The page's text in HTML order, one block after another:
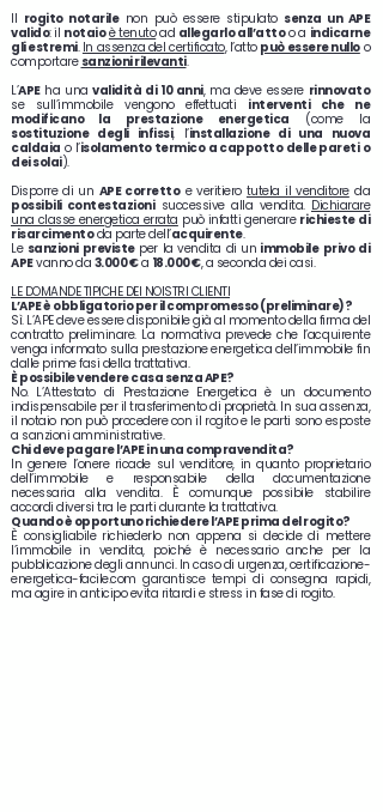
Il rogito notarilenon può essere stipulato senza un APE
valido: il notaioè tenutoad allegarlo all’attoo a indicarne
gli estremi. In assenza del certificato, l’atto può essere nulloo
comportare sanzioni rilevanti.
L’APEha unavalidità di 10 anni, ma deve essere rinnovato
se sull’immobile vengono effettuati interventi che ne
modificano la prestazione energetica (come la
sostituzione degli infissi, l’installazione di una nuova
caldaia o l’isolamento termico a cappotto delle pareti o
dei solai).
Disporre di un APE correttoe veritiero tutela il venditoreda
possibili contestazionisuccessive alla vendita. Dichiarare
una classe energetica errata può infatti generare richieste di
risarcimentoda parte dell’acquirente.
Le sanzioni previsteper la vendita di un immobile privo di
APEvanno da 3.000 €a 18.000 €, a seconda dei casi.
LE DOMANDE TIPICHE DEI NOISTRI CLIENTI
L’APE è obbligatorio per il compromesso (preliminare)?
Sì. L’APE deve essere disponibile già al momento della firma del
contratto preliminare. La normativa prevede che l’acquirente
venga informato sulla prestazione energetica dell’immobile fin
dalle prime fasi della trattativa.
È possibile vendere casa senza APE?
No. L’Attestato di Prestazione Energetica è un documento
indispensabile per il trasferimento di proprietà. In sua assenza,
il notaio non può procedere con il rogito e le parti sono esposte
a sanzioni amministrative.
Chi deve pagare l’APE in una compravendita?
In genere l’onere ricade sul venditore, in quanto proprietario
dell’immobile e responsabile della documentazione
necessaria alla vendita. È comunque possibile stabilire
accordi diversi tra le parti durante la trattativa.
Quando è opportuno richiedere l’APE prima del rogito?
È consigliabile richiederlo non appena si decide di mettere
l’immobile in vendita, poiché è necessario anche per la
pubblicazione degli annunci. In caso di urgenza, certificazione-
energetica-facile.com garantisce tempi di consegna rapidi,
ma agire in anticipo evita ritardi e stress in fase di rogito.